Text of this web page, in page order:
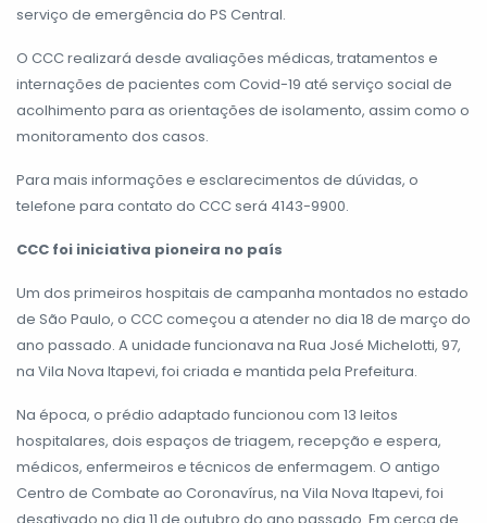
serviço de emergência do PS Central.
O CCC realizará desde avaliações médicas, tratamentos e
internações de pacientes com Covid-19 até serviço social de
acolhimento para as orientações de isolamento, assim como o
monitoramento dos casos.
Para mais informações e esclarecimentos de dúvidas, o
telefone para contato do CCC será 4143-9900.
CCC foi iniciativa pioneira no país
Um dos primeiros hospitais de campanha montados no estado
de São Paulo, o CCC começou a atender no dia 18 de março do
ano passado. A unidade funcionava na Rua José Michelotti, 97,
na Vila Nova Itapevi, foi criada e mantida pela Prefeitura.
Na época, o prédio adaptado funcionou com 13 leitos
hospitalares, dois espaços de triagem, recepção e espera,
médicos, enfermeiros e técnicos de enfermagem. O antigo
Centro de Combate ao Coronavírus, na Vila Nova Itapevi, foi
desativado no dia 11 de outubro do ano passado. Em cerca de